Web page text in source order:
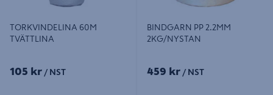
TORKVINDELINA 60M
TVÄTTLINA
105 kr / NST
BINDGARN PP 2.2MM
2KG/NYSTAN
459 kr / NST